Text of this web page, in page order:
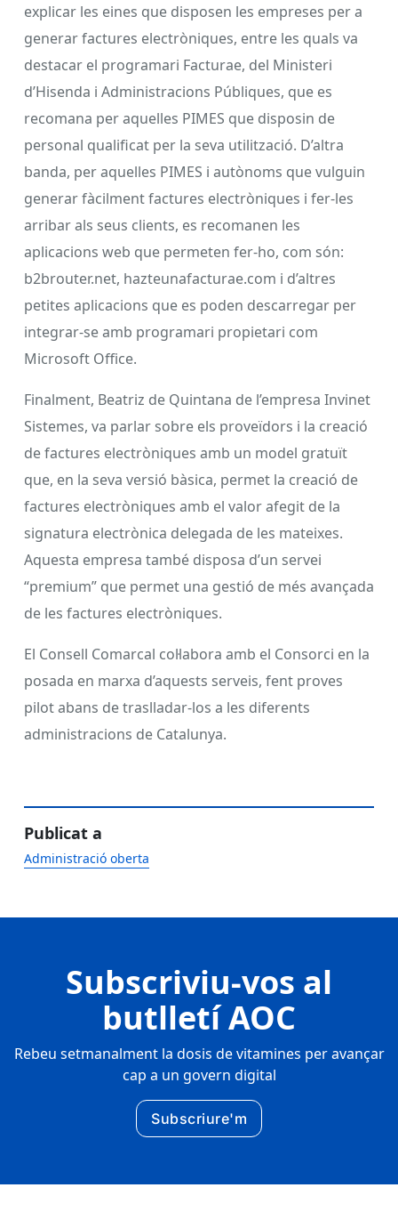
explicar les eines que disposen les empreses per a
generar factures electròniques, entre les quals va
destacar el programari Facturae, del Ministeri
d’Hisenda i Administracions Públiques, que es
recomana per aquelles PIMES que disposin de
personal qualificat per la seva utilització. D’altra
banda, per aquelles PIMES i autònoms que vulguin
generar fàcilment factures electròniques i fer-les
arribar als seus clients, es recomanen les
aplicacions web que permeten fer-ho, com són:
b2brouter.net, hazteunafacturae.com i d’altres
petites aplicacions que es poden descarregar per
integrar-se amb programari propietari com
Microsoft Office.
Finalment, Beatriz de Quintana de l’empresa Invinet
Sistemes, va parlar sobre els proveïdors i la creació
de factures electròniques amb un model gratuït
que, en la seva versió bàsica, permet la creació de
factures electròniques amb el valor afegit de la
signatura electrònica delegada de les mateixes.
Aquesta empresa també disposa d’un servei
“premium” que permet una gestió de més avançada
de les factures electròniques.
El Consell Comarcal col·labora amb el Consorci en la
posada en marxa d’aquests serveis, fent proves
pilot abans de traslladar-los a les diferents
administracions de Catalunya.
Publicat a
Administració oberta
Subscriviu-vos al
butlletí AOC
Rebeu setmanalment la dosis de vitamines per avançar
cap a un govern digital
Subscriure'm